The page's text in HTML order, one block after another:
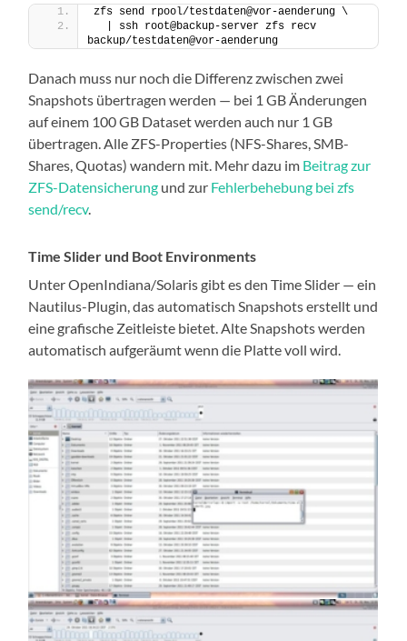
zfs send rpool/testdaten@vor-aenderung \
  | ssh root@backup-server zfs recv
backup/testdaten@vor-aenderung
Danach muss nur noch die Differenz zwischen zwei
Snapshots übertragen werden — bei 1 GB Änderungen
auf einem 100 GB Dataset werden auch nur 1 GB
übertragen. Alle ZFS-Properties (NFS-Shares, SMB-
Shares, Quotas) wandern mit. Mehr dazu im Beitrag zur
ZFS-Datensicherung und zur Fehlerbehebung bei zfs
send/recv.
Time Slider und Boot Environments
Unter OpenIndiana/Solaris gibt es den Time Slider — ein
Nautilus-Plugin, das automatisch Snapshots erstellt und
eine grafische Zeitleiste bietet. Alte Snapshots werden
automatisch aufgeräumt wenn die Platte voll wird.